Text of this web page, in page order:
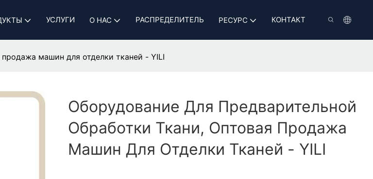
УСЛУГИ О НАС РАСПРЕДЕЛИТЕЛЬ РЕСУРС КОНТАКТ
машин для отделки тканей - YILI
Оборудование Для Предварительной
Обработки Ткани, Оптовая Продажа
Машин Для Отделки Тканей - YILI